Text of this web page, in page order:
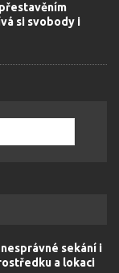
si svobody i
sekání i
a lokaci